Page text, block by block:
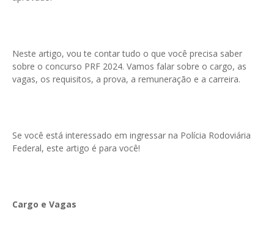
Neste artigo, vou te contar tudo o que você precisa saber
sobre o concurso PRF 2024. Vamos falar sobre o cargo, as
vagas, os requisitos, a prova, a remuneração e a carreira.
Se você está interessado em ingressar na Polícia Rodoviária
Federal, este artigo é para você!
Cargo e Vagas